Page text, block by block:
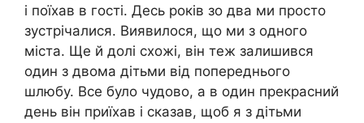
і поїхав в гості. Десь років зо два ми просто
зустрічалися. Виявилося, що ми з одного
міста. Ще й долі схожі, він теж залишився
один з двома дітьми від попереднього
шлюбу. Все було чудово, а в один прекрасний
день він приїхав і сказав, щоб я з дітьми